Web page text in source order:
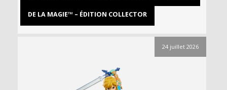
DE LA MAGIE™ – ÉDITION COLLECTOR
24 juillet 2026